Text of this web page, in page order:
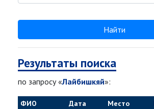
Найти
Результаты поиска
по запросу «Лайбишкяй»:
ФИО
Дата
Место